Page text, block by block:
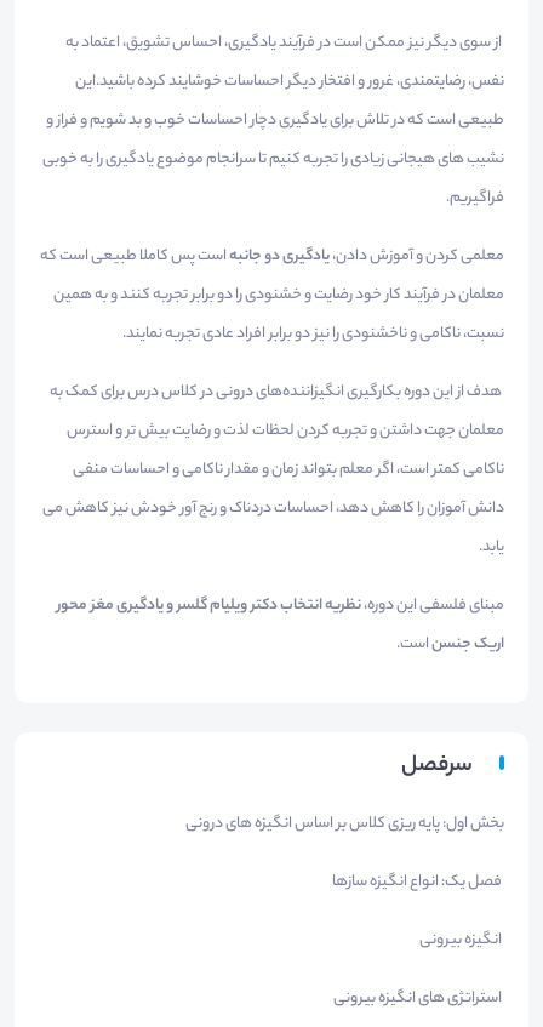
از سوی دیگر نیز ممکن است در فرآیند یادگیری، احساس تشویق، اعتماد به
نفس، رضایتمندی، غرور و افتخار دیگر احساسات خوشایند کرده باشید.این
طبیعی است که در تلاش برای یادگیری دچار احساسات خوب و بد شویم و فراز و
نشیب های هیجانی زیادی را تجربه کنیم تا سرانجام موضوع یادگیری را به خوبی
فراگیریم.
معلمی کردن و آموزش دادن،یادگیری دو جانبهاست پس کاملا طبیعی است که
معلمان در فرآیند کار خود رضایت و خشنودی را دو برابر تجربه کنند و به همین
نسبت، ناکامی و ناخشنودی را نیز دو برابر افراد عادی تجربه نمایند.
هدف از این دوره بکارگیری انگیزاننده‌های درونی در کلاس درس برای کمک به
معلمان جهت داشتن و تجربه کردن لحظات لذت و رضایت بیش تر و استرس
ناکامی کمتر است، اگر معلم بتواند زمان و مقدار ناکامی و احساسات منفی
دانش آموزان را کاهش دهد، احساسات دردناک و رنج آور خودش نیز کاهش می
یابد.
مبنای فلسفی این دوره،نظریه انتخاب دکتر ویلیام گلسر و یادگیری مغز محور
اریک جنسناست.
سرفصل
بخش اول: پایه ریزی کلاس بر اساس انگیزه های درونی
فصل یک: انواع انگیزه سازها
انگیزه بیرونی
استراتژی های انگیزه بیرونی